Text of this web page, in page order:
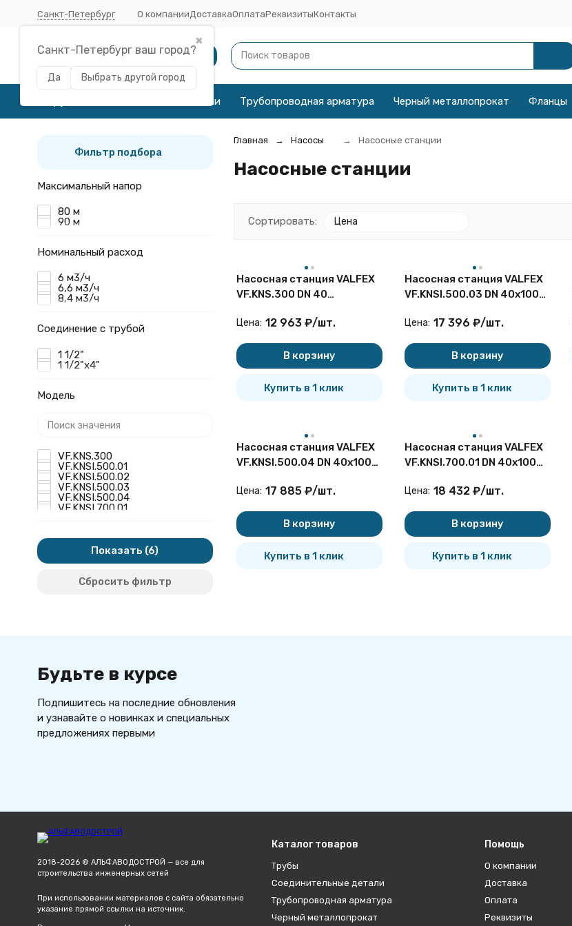
Санкт-Петербург
✖
Санкт-Петербург ваш город?
Да Выбрать другой город
О компании ДоставкаОплатаРеквизитыКонтакты
Каталог
Соединительные детали Трубопроводная арматура Черный металлопрокат Фланцы
Главная Насосы Насосные станции
Насосные станции
Сортировать: Цена
покупателей
Насосная станция VALFEX
VF.KNS.300 DN 40
Цена: 12 963 ₽/шт.
В корзину
Купить в 1 клик
Насосная станция VALFEX
VF.KNSI.500.03 DN 40x100
подключение
Цена: 17 396 ₽/шт.
В корзину
Купить в 1 клик
Насосная станция VALFEX
VF.KNSI.500.04 DN 40x100
Цена: 17 885 ₽/шт.
В корзину
Купить в 1 клик
Насосная станция VALFEX
VF.KNSI.700.01 DN 40x100
Цена: 18 432 ₽/шт.
В корзину
Купить в 1 клик
Фильтр подбора
Максимальный напор
80 м
90 м
Номинальный расход
6 м3/ч
6,6 м3/ч
8,4 м3/ч
Соединение с трубой
1 1/2"
1 1/2"x4"
Модель
VF.KNS.300
VF.KNSI.500.01
VF.KNSI.500.02
VF.KNSI.500.03
VF.KNSI.500.04
VF.KNSI.700.01
Показать
Сбросить фильтр
Будьте в курсе
Подпишитесь на последние обновления
и узнавайте о новинках и специальных
предложениях первыми
2018-2026 © АЛЬФАВОДОСТРОЙ — все для
строительства инженерных сетей
При использовании материалов с сайта обязательно
указание прямой ссылки на источник.
Каталог товаров
Трубы
Соединительные детали
Трубопроводная арматура
Черный металлопрокат
Помощь
О компании
Доставка
Оплата
Реквизиты